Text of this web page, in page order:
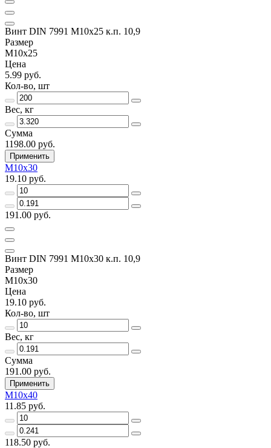
Винт DIN 7991 M10x25 к.п. 10,9
Размер
M10x25
Цена
5.99 руб.
Кол-во, шт
Вес, кг
Сумма
1198.00 руб.
Применить
M10x30
19.10 руб.
191.00 руб.
Винт DIN 7991 M10x30 к.п. 10,9
Размер
M10x30
Цена
19.10 руб.
Кол-во, шт
Вес, кг
Сумма
191.00 руб.
Применить
M10x40
11.85 руб.
118.50 руб.